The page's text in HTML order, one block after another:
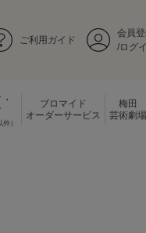
ご利用ガイド
会員
/ログ
）
ブロマイド
オーダーサービス
梅田
芸術劇場